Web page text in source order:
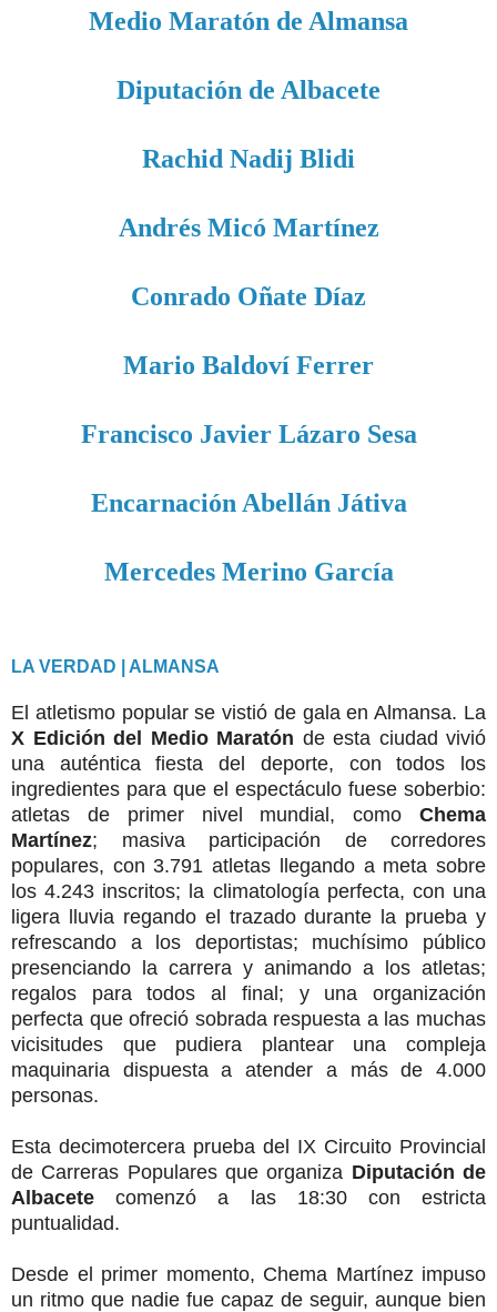
Medio Maratón de Almansa
Diputación de Albacete
Rachid Nadij Blidi
Andrés Micó Martínez
Conrado Oñate Díaz
Mario Baldoví Ferrer
Francisco Javier Lázaro Sesa
Encarnación Abellán Játiva
Mercedes Merino García
LA VERDAD | ALMANSA
El atletismo popular se vistió de gala en Almansa. La
X Edición del Medio Maratón de esta ciudad vivió
una auténtica fiesta del deporte, con todos los
ingredientes para que el espectáculo fuese soberbio:
atletas de primer nivel mundial, como Chema
Martínez; masiva participación de corredores
populares, con 3.791 atletas llegando a meta sobre
los 4.243 inscritos; la climatología perfecta, con una
ligera lluvia regando el trazado durante la prueba y
refrescando a los deportistas; muchísimo público
presenciando la carrera y animando a los atletas;
regalos para todos al final; y una organización
perfecta que ofreció sobrada respuesta a las muchas
vicisitudes que pudiera plantear una compleja
maquinaria dispuesta a atender a más de 4.000
personas.
Esta decimotercera prueba del IX Circuito Provincial
de Carreras Populares que organiza Diputación de
Albacete comenzó a las 18:30 con estricta
puntualidad.
Desde el primer momento, Chema Martínez impuso
un ritmo que nadie fue capaz de seguir, aunque bien